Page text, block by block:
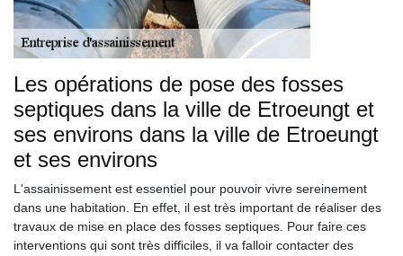
Les opérations de pose des fosses
septiques dans la ville de Etroeungt et
ses environs dans la ville de Etroeungt
et ses environs
L'assainissement est essentiel pour pouvoir vivre sereinement
dans une habitation. En effet, il est très important de réaliser des
travaux de mise en place des fosses septiques. Pour faire ces
interventions qui sont très difficiles, il va falloir contacter des